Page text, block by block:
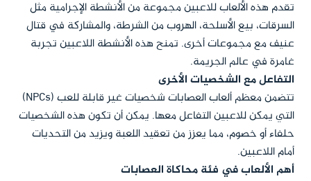
تقدم هذه الألعاب للاعبين مجموعة من الأنشطة الإجرامية مثل
السرقات، بيع الأسلحة، الهروب من الشرطة، والمشاركة في قتال
عنيف مع مجموعات أخرى. تمنح هذه الأنشطة اللاعبين تجربة
غامرة في عالم الجريمة.
التفاعل مع الشخصيات الأخرى
تتضمن معظم ألعاب العصابات شخصيات غير قابلة للعب (NPCs)
التي يمكن للاعبين التفاعل معها. يمكن أن تكون هذه الشخصيات
حلفاء أو خصوم، مما يعزز من تعقيد اللعبة ويزيد من التحديات
أمام اللاعبين.
أهم الألعاب في فئة محاكاة العصابات